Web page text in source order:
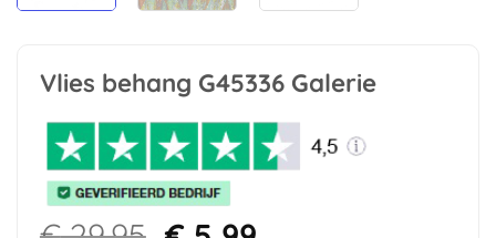
Vlies behang G45336 Galerie